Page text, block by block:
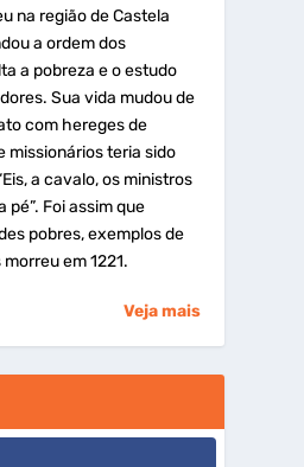
na região de Castela
a ordem dos
a pobreza e o estudo
Sua vida mudou de
com hereges de
missionários teria sido
a cavalo, os ministros
pé”. Foi assim que
pobres, exemplos de
em 1221.
Veja mais